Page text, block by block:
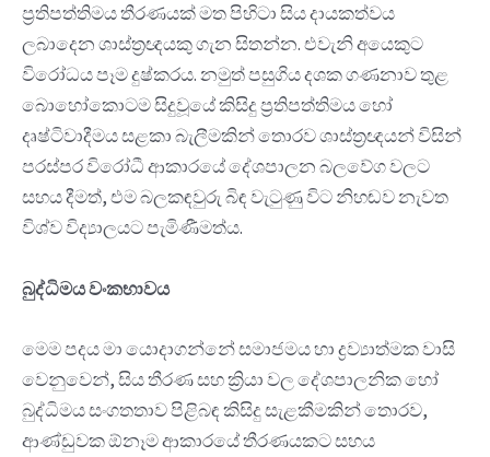
ප්‍රතිපත්තිමය තීරණයක් මත පිහිටා සිය දායකත්වය
ලබාදෙන ශාස්ත්‍රඥයකු ගැන සිතන්න. එවැනි අයෙකුට
විරෝධය පෑම දුෂ්කරය. නමුත් පසුගිය දශක ගණනාව තුළ
බොහෝකොටම සිදුවූයේ කිසිදු ප්‍රතිපත්තිමය හෝ
දෘෂ්ටිවාදීමය සළකා බැලීමකින් තොරව ශාස්ත්‍රඥයන් විසින්
පරස්පර විරෝධී ආකාරයේ දේශපාලන බලවේග වලට
සහය දීමත්, එම බලකඳවුරු බිඳ වැටුණු විට නිහඬව නැවත
විශ්ව විද්‍යාලයට පැමිණීමත්ය.
බුද්ධිමයවංකභාවය
මෙම පදය මා යොදාගන්නේ සමාජමය හා ද්‍රව්‍යාත්මක වාසි
වෙනුවෙන්, සිය තීරණ සහ ක්‍රියා වල දේශපාලනික හෝ
බුද්ධිමය සංගතතාව පිළිබඳ කිසිදු සැළකීමකින් තොරව,
ආණ්ඩුවක ඕනෑම ආකාරයේ තීරණයකට සහය